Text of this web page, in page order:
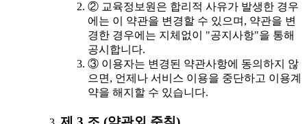
② 교육정보원은 합리적 사유가 발생한 경우
에는 이 약관을 변경할 수 있으며, 약관을 변
경한 경우에는 지체없이 "공지사항"을 통해
공시합니다.
③ 이용자는 변경된 약관사항에 동의하지 않
으면, 언제나 서비스 이용을 중단하고 이용계
약을 해지할 수 있습니다.